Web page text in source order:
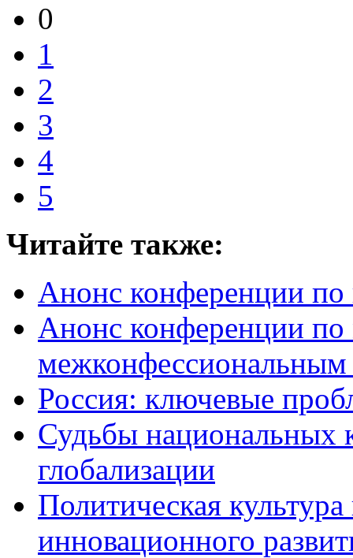
0
1
2
3
4
5
Читайте также:
Анонс конференции по
Анонс конференции
Россия: ключевые
Судьбы национальных
глобализации
Политическая
инновационного